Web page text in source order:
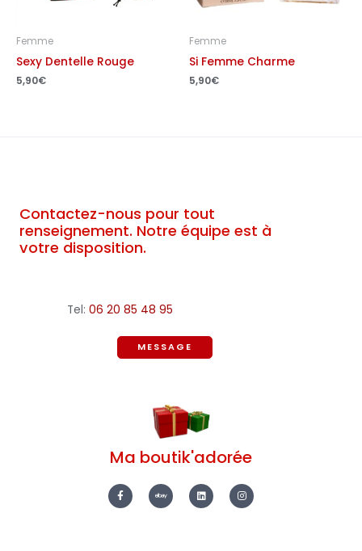
Femme
Sexy Dentelle Rouge
5,90€
Femme
Si Femme Charme
5,90€
Contactez-nous pour tout
renseignement. Notre équipe est à
votre disposition.
Tel: 06 20 85 48 95
MESSAGE
Ma boutik'adorée
a
c
e
b
a
y
i
n
k
n
s
t